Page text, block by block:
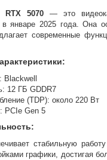
RTX 5070 — это
в январе 2025 года. Она
современные
Blackwell​
12 ГБ GDDR7​
(TDP): около 220 Вт​
PCIe Gen 5​
стабильную
графики, достигая